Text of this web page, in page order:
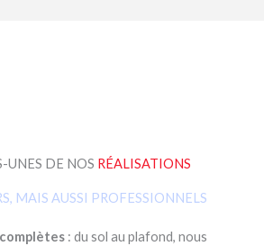
UNES DE NOS RÉALISATIONS
MAIS AUSSI PROFESSIONNELS
: du sol au plafond, nous